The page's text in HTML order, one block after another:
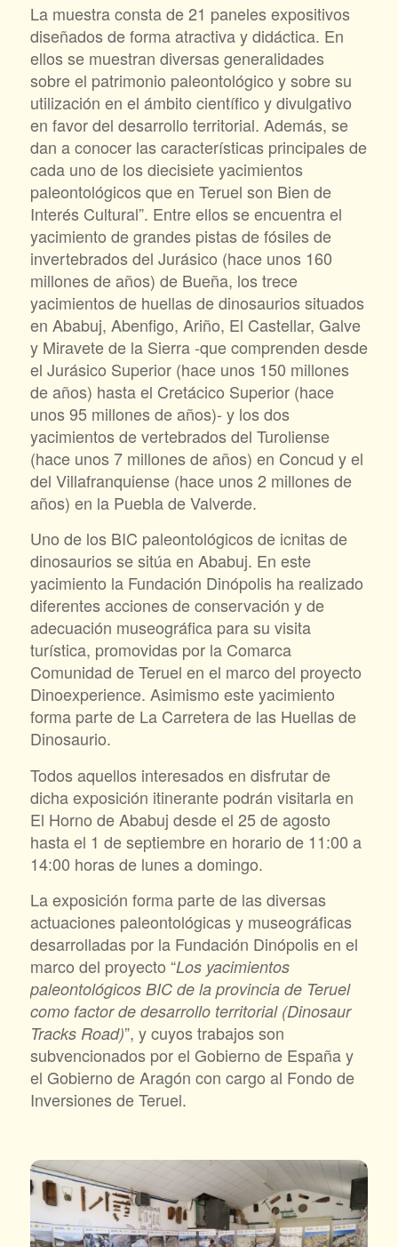
La muestra consta de 21 paneles expositivos
diseñados de forma atractiva y didáctica. En
ellos se muestran diversas generalidades
sobre el patrimonio paleontológico y sobre su
utilización en el ámbito científico y divulgativo
en favor del desarrollo territorial. Además, se
dan a conocer las características principales de
cada uno de los diecisiete yacimientos
paleontológicos que en Teruel son Bien de
Interés Cultural”. Entre ellos se encuentra el
yacimiento de grandes pistas de fósiles de
invertebrados del Jurásico (hace unos 160
millones de años) de Bueña, los trece
yacimientos de huellas de dinosaurios situados
en Ababuj, Abenfigo, Ariño, El Castellar, Galve
y Miravete de la Sierra -que comprenden desde
el Jurásico Superior (hace unos 150 millones
de años) hasta el Cretácico Superior (hace
unos 95 millones de años)- y los dos
yacimientos de vertebrados del Turoliense
(hace unos 7 millones de años) en Concud y el
del Villafranquiense (hace unos 2 millones de
años) en la Puebla de Valverde.
Uno de los BIC paleontológicos de icnitas de
dinosaurios se sitúa en Ababuj. En este
yacimiento la Fundación Dinópolis ha realizado
diferentes acciones de conservación y de
adecuación museográfica para su visita
turística, promovidas por la Comarca
Comunidad de Teruel en el marco del proyecto
Dinoexperience. Asimismo este yacimiento
forma parte de La Carretera de las Huellas de
Dinosaurio.
Todos aquellos interesados en disfrutar de
dicha exposición itinerante podrán visitarla en
El Horno de Ababuj desde el 25 de agosto
hasta el 1 de septiembre en horario de 11:00 a
14:00 horas de lunes a domingo.
La exposición forma parte de las diversas
actuaciones paleontológicas y museográficas
desarrolladas por la Fundación Dinópolis en el
marco del proyecto “Los yacimientos
paleontológicos BIC de la provincia de Teruel
como factor de desarrollo territorial (Dinosaur
Tracks Road)”, y cuyos trabajos son
subvencionados por el Gobierno de España y
el Gobierno de Aragón con cargo al Fondo de
Inversiones de Teruel.